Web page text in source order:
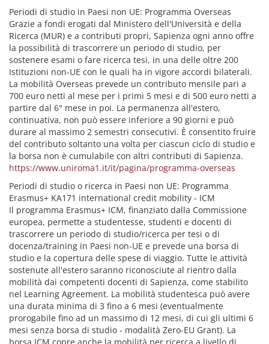
Periodi di studio in Paesi non UE: Programma Overseas
Grazie a fondi erogati dal Ministero dell'Università e della
Ricerca (MUR) e a contributi propri, Sapienza ogni anno offre
la possibilità di trascorrere un periodo di studio, per
sostenere esami o fare ricerca tesi, in una delle oltre 200
Istituzioni non-UE con le quali ha in vigore accordi bilaterali.
La mobilità Overseas prevede un contributo mensile pari a
700 euro netti al mese per i primi 5 mesi e di 500 euro netti a
partire dal 6° mese in poi. La permanenza all'estero,
continuativa, non può essere inferiore a 90 giorni e può
durare al massimo 2 semestri consecutivi. È consentito fruire
del contributo soltanto una volta per ciascun ciclo di studio e
la borsa non è cumulabile con altri contributi di Sapienza.
https://www.uniroma1.it/it/pagina/programma-overseas
Periodi di studio o ricerca in Paesi non UE: Programma
Erasmus+ KA171 international credit mobility - ICM
Il programma Erasmus+ ICM, finanziato dalla Commissione
europea, permette a studentesse, studenti e docenti di
trascorrere un periodo di studio/ricerca per tesi o di
docenza/training in Paesi non-UE e prevede una borsa di
studio e la copertura delle spese di viaggio. Tutte le attività
sostenute all'estero saranno riconosciute al rientro dalla
mobilità dai competenti docenti di Sapienza, come stabilito
nel Learning Agreement. La mobilità studentesca può avere
una durata minima di 3 fino a 6 mesi (eventualmente
prorogabile fino ad un massimo di 12 mesi, di cui gli ultimi 6
mesi senza borsa di studio - modalità Zero-EU Grant). La